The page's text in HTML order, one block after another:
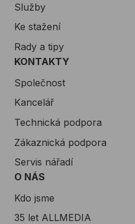
Služby
Ke stažení
Rady a tipy
KONTAKTY
Společnost
Kancelář
Technická podpora
Zákaznická podpora
Servis nářadí
O NÁS
Kdo jsme
35 let ALLMEDIA